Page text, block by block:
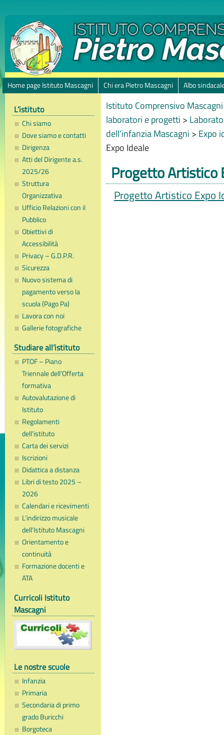
Home page Istituto Mascagni Chi era Pietro Mascagni Albo
L’istituto
Chi siamo
Dove siamo e contatti
Dirigenza
Atti del Dirigente a.s.
2025/26
Struttura
Organizzativa
Ufficio Relazioni con il
Pubblico
Obiettivi di
Accessibilità
Privacy – G.D.P.R.
Sicurezza
Nuovo sistema di
pagamento verso la
scuola (Pago Pa)
Lavora con noi
Gallerie fotografiche
Studiare all’istituto
PTOF – Piano
Triennale dell’Offerta
formativa
Autovalutazione di
Istituto
Regolamenti
dell’istituto
Carta dei servizi
Iscrizioni
Didattica a distanza
Libri di testo 2025 –
2026
Calendari e ricevimenti
L’indirizzo musicale
dell’Istituto Mascagni
Orientamento e
continuità
Formazione docenti e
ATA
Curricoli Istituto
Mascagni
Le nostre scuole
Infanzia
Primaria
Secondaria di primo
grado Buricchi
Borgoteca
Istituto Comprensivo
laboratori e progetti >
dell’infanzia Mascagni > Expo
Expo Ideale
Progetto Artistico
Progetto Artistico Expo